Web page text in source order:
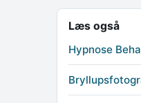
Læs også
Hypnose